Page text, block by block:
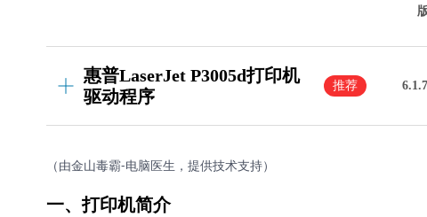
惠普LaserJet P3005d打印机
驱动程序
推荐
（由金山毒霸-电脑医生，提供技术支持）
一、打印机简介